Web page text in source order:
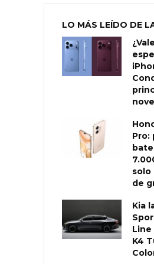
LO MÁS LEÍDO DE
Pro:
solo
de
Kia
Line
K4